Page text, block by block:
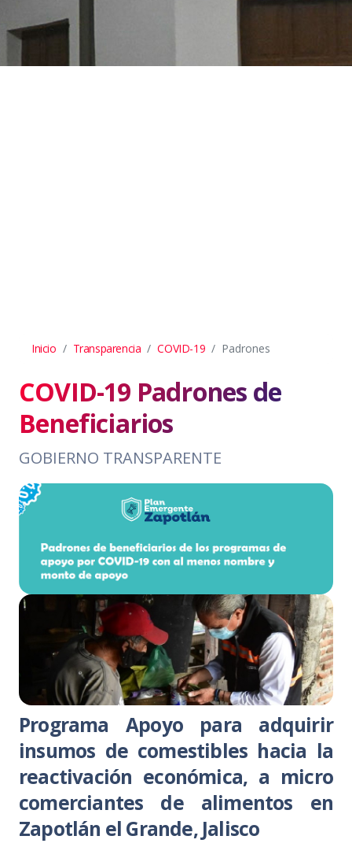
Inicio Transparencia COVID-19 Padrones
COVID-19 Padrones de
Beneficiarios
GOBIERNO TRANSPARENTE
Programa Apoyo para adquirir
insumos de comestibles hacia la
reactivación económica, a micro
comerciantes de alimentos en
Zapotlán el Grande, Jalisco